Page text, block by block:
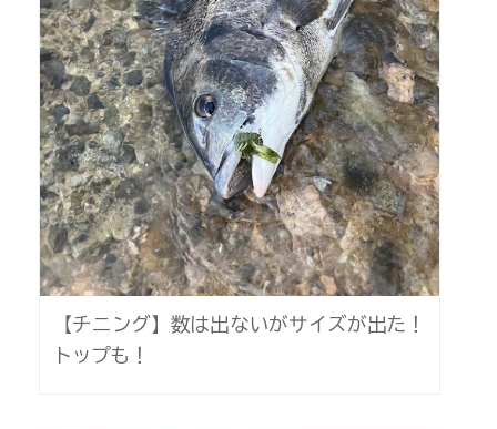
【チニング】数は出ないがサイズが出た！
トップも！